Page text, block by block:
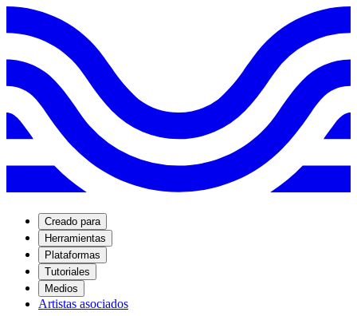
Creado para
Herramientas
Plataformas
Tutoriales
Medios
Artistas asociados